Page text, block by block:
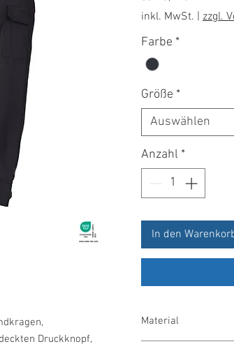
Druckknopf,
Preis
inkl. MwSt. zzgl.
Farbe *
Größe *
Auswählen
Anzahl *
In den
Material